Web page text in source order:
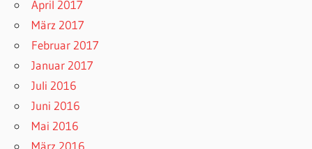
April 2017
März 2017
Februar 2017
Januar 2017
Juli 2016
Juni 2016
Mai 2016
März 2016